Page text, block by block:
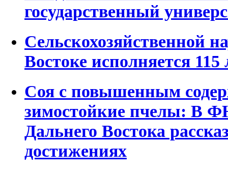
государственный
Сельскохозяйственной
Востоке исполняется 115
Соя с повышенным
зимостойкие пчелы: В
Дальнего Востока
достижениях